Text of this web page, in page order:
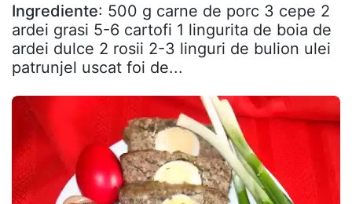
Ingrediente: 500 g carne de porc 3 cepe 2
ardei grasi 5-6 cartofi 1 lingurita de boia de
ardei dulce 2 rosii 2-3 linguri de bulion ulei
patrunjel uscat foi de...